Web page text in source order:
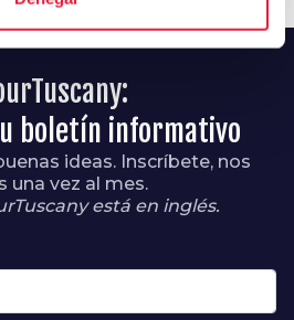
boletín informativo
ideas. Inscríbete, nos
una vez al mes.
está en inglés.